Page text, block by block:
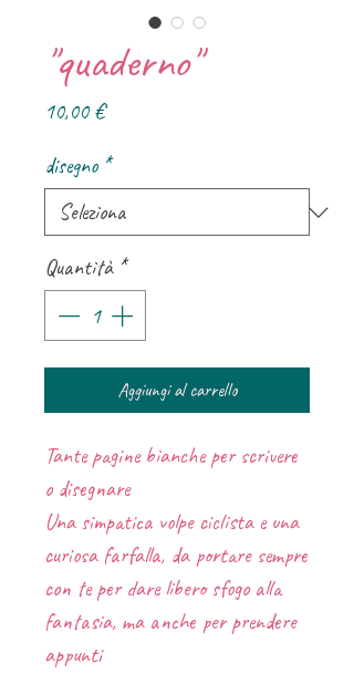
"quaderno"
10,00 €Prezzo
disegno *
Quantità *
Aggiungi al carrello
Tante pagine bianche per scrivere
o disegnare
Una simpatica volpe ciclista e una
curiosa farfalla, da portare sempre
con te per dare libero sfogo alla
fantasia, ma anche per prendere
appunti